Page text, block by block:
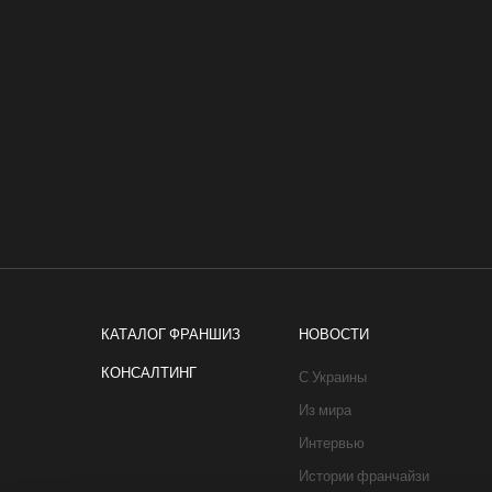
КАТАЛОГ ФРАНШИЗ
КОНСАЛТИНГ
НОВОСТИ
С Украины
Из мира
Интервью
Истории франчайзи